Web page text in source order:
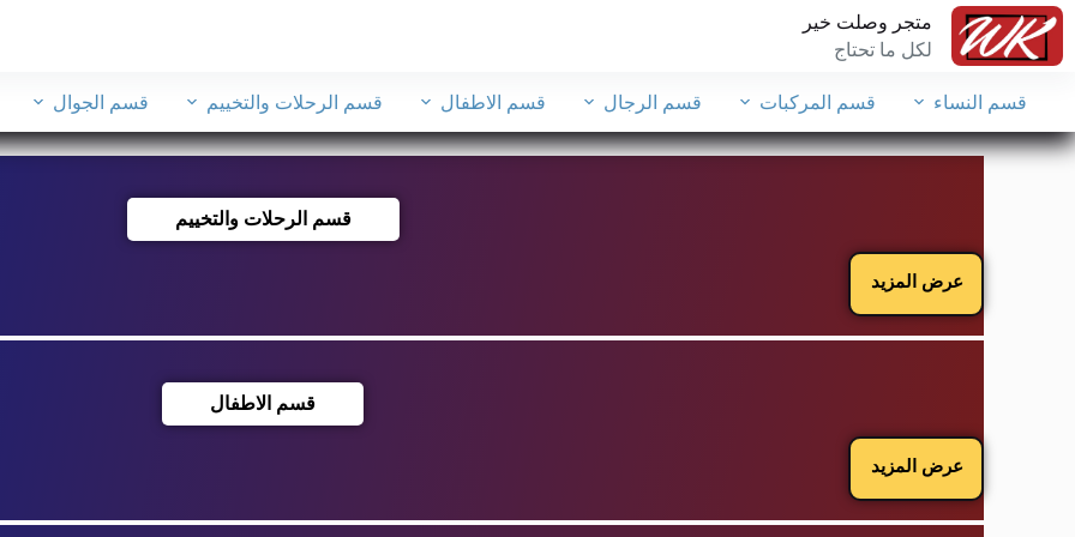
متجر وصلت خير
لكل ما تحتاج
قسم النساء قسم المركبات قسم الرجال قسم الاطفال قسم الرحلات والتخييم قسم الجوال
قسم الرحلات والتخييم
عرض المزيد
قسم الاطفال
عرض المزيد